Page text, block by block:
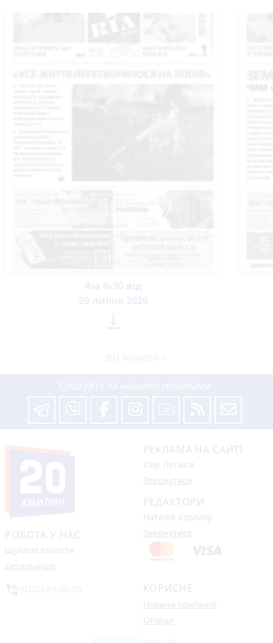
РОБОТА У НАС
Шукаєм таланти
Детальніше
РЕКЛАМА НА САЙТІ
Ігор Леськів
Звернутися
РЕДАКТОРИ
Наталія Бурлаку
Звернутися
КОРИСНЕ
Новини компаній
Огляди